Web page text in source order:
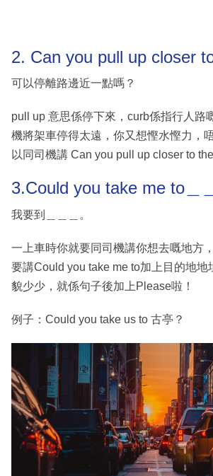
2. Can you pull up closer
可以停離路邊近一點嗎？
pull up 意思係停下來，curb係指行人路
機將架車停得太遠，你又想慳水慳力，
以同司機講 Can you pull up closer to
3.Could you take me to＿
我要到＿＿＿。
一上車時你就要同司機講你想去嘅地方
要講Could you take me to加上目的地地
貌少少，就係句子後加上Please啦！
例子：Could you take us to 古亭？